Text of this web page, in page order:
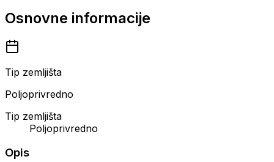
Osnovne informacije
Tip zemljišta
Poljoprivredno
Tip zemljišta
Poljoprivredno
Opis